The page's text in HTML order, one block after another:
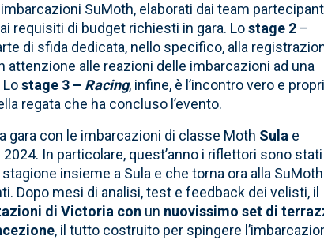
SuMoth, elaborati dai team
requisiti di budget richiesti in gara. Lostage 2 –
di sfida dedicata, nello specifico, alla
alle reazioni delle imbarcazioni ad una
Lostage 3 – Racing, infine, è l’incontro vero e
regata che ha concluso l’evento.
gara con le imbarcazioni di classe Moth Sula e
In particolare, quest’anno i riflettori sono stati
insieme a Sula e che torna ora alla SuMoth
Dopo mesi di analisi, test e feedback dei velisti, il
di Victoria con un nuovissimo set di
, il tutto costruito per spingere